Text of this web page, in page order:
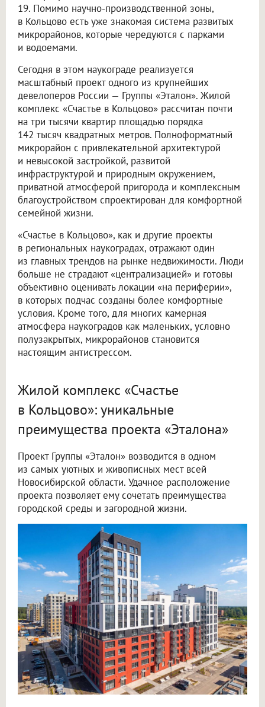
19. Помимо научно-производственной зоны,
в Кольцово есть уже знакомая система развитых
микрорайонов, которые чередуются с парками
и водоемами.
Сегодня в этом наукограде реализуется
масштабный проект одного из крупнейших
девелоперов России — Группы «Эталон». Жилой
комплекс «Счастье в Кольцово» рассчитан почти
на три тысячи квартир площадью порядка
142 тысяч квадратных метров. Полноформатный
микрорайон с привлекательной архитектурой
и невысокой застройкой, развитой
инфраструктурой и природным окружением,
приватной атмосферой пригорода и комплексным
благоустройством спроектирован для комфортной
семейной жизни.
«Счастье в Кольцово», как и другие проекты
в региональных наукоградах, отражают один
из главных трендов на рынке недвижимости. Люди
больше не страдают «централизацией» и готовы
объективно оценивать локации «на периферии»,
в которых подчас созданы более комфортные
условия. Кроме того, для многих камерная
атмосфера наукоградов как маленьких, условно
полузакрытых, микрорайонов становится
настоящим антистрессом.
Жилой комплекс «Счастье
в Кольцово»: уникальные
преимущества проекта «Эталона»
Проект Группы «Эталон» возводится в одном
из самых уютных и живописных мест всей
Новосибирской области. Удачное расположение
проекта позволяет ему сочетать преимущества
городской среды и загородной жизни.